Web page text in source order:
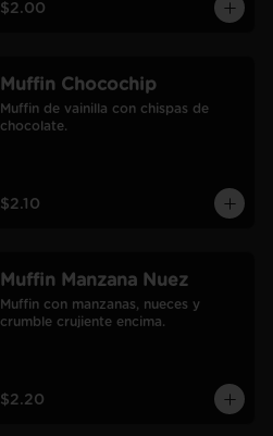
$2.00
Muffin Chocochip
Muffin de vainilla con chispas de
chocolate.
$2.10
Muffin Manzana Nuez
Muffin con manzanas, nueces y
crumble crujiente encima.
$2.20